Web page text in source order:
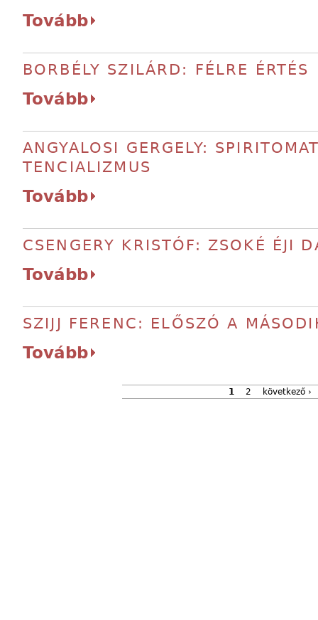
Tovább
BORBÉLY SZILÁRD: FÉLRE ÉRTÉS
Tovább
ANGYALOSI GERGELY:
TENCIALIZMUS
Tovább
CSENGERY KRISTÓF: ZSOKÉ ÉJI
Tovább
SZIJJ FERENC: ELŐSZÓ A
Tovább
1 2 következő ›